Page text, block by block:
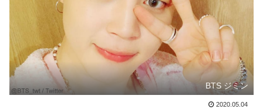
BTS ジミン
2020.05.04